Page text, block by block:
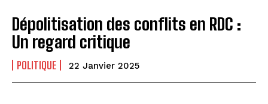
Dépolitisation des conflits en RDC :
Un regard critique
POLITIQUE 22 Janvier 2025